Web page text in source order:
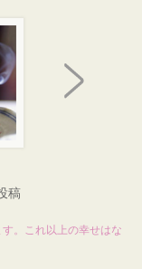
稿
。これ以上の幸せはな